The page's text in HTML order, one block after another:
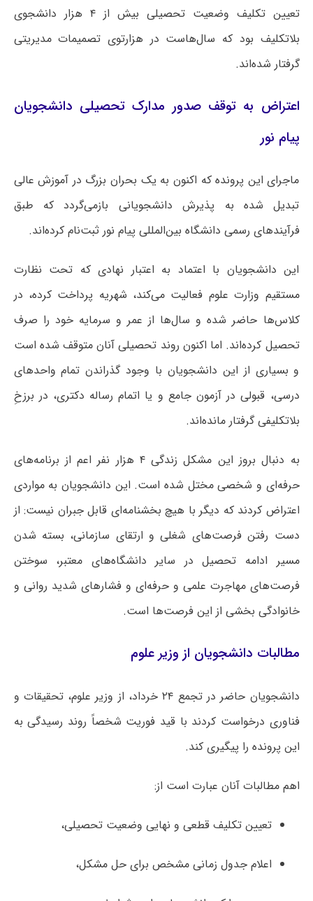
تعیین تکلیف وضعیت تحصیلی بیش از ۴ هزار دانشجوی
بلاتکلیف بود که سال‌هاست در هزارتوی تصمیمات مدیریتی
گرفتار شده‌اند.
اعتراض به توقف صدور مدارک تحصیلی دانشجویان
پیام نور
ماجرای این پرونده که اکنون به یک بحران بزرگ در آموزش عالی
تبدیل شده به پذیرش دانشجویانی بازمی‌گردد که طبق
فرآیندهای رسمی دانشگاه بین‌المللی پیام نور ثبت‌نام کرده‌اند.
این دانشجویان با اعتماد به اعتبار نهادی که تحت نظارت
مستقیم وزارت علوم فعالیت می‌کند، شهریه پرداخت کرده، در
کلاس‌ها حاضر شده و سال‌ها از عمر و سرمایه خود را صرف
تحصیل کرده‌اند. اما اکنون روند تحصیلی آنان متوقف شده است
و بسیاری از این دانشجویان با وجود گذراندن تمام واحدهای
درسی، قبولی در آزمون جامع و یا اتمام رساله دکتری، در برزخِ
بلاتکلیفی گرفتار مانده‌اند.
به دنبال بروز این مشکل زندگی ۴ هزار نفر اعم از برنامه‌های
حرفه‌ای و شخصی مختل شده است. این دانشجویان به مواردی
اعتراض کردند که دیگر با هیچ بخشنامه‌ای قابل جبران نیست: از
دست رفتن فرصت‌های شغلی و ارتقای سازمانی، بسته شدن
مسیر ادامه تحصیل در سایر دانشگاه‌های معتبر، سوختن
فرصت‌های مهاجرت علمی و حرفه‌ای و فشارهای شدید روانی و
خانوادگی بخشی از این فرصت‌ها است.
مطالبات دانشجویان از وزیر علوم
دانشجویان حاضر در تجمع ۲۴ خرداد، از وزیر علوم، تحقیقات و
فناوری درخواست کردند با قید فوریت شخصاً روند رسیدگی به
این پرونده را پیگیری کند.
اهم مطالبات آنان عبارت است از:
تعیین تکلیف قطعی و نهایی وضعیت تحصیلی،
اعلام جدول زمانی مشخص برای حل مشکل،